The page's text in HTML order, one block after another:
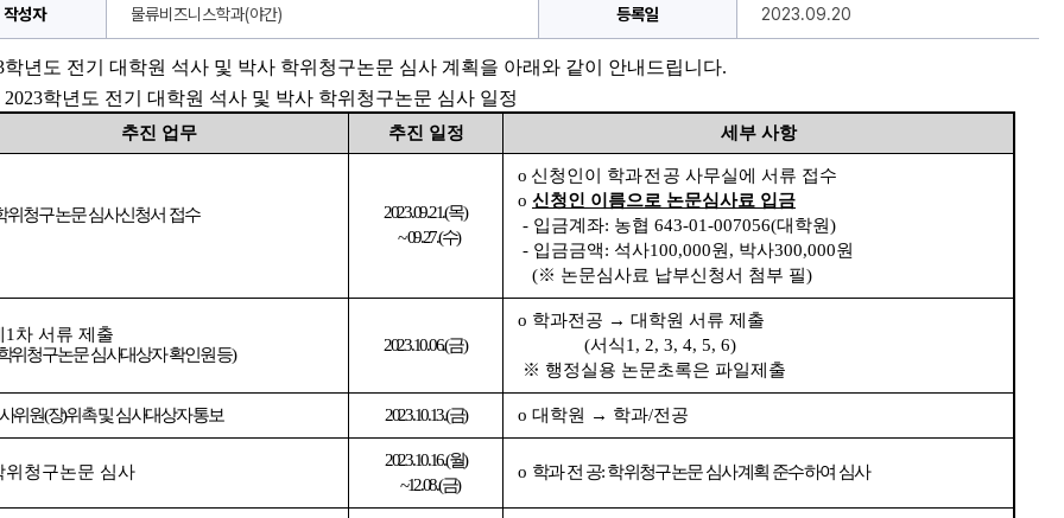
작성자 물류비즈니스학과(야간) 등록일 2023.09.20
학년도 전기 대학원 석사 및 박사 학위청구논문 심사 계획을 아래와 같이 안내드립니다.
2023학년도 전기 대학원 석사 및 박사 학위청구논문 심사 일정
추진 업무 추진 일정 세부 사항
위청구논문 심사신청서 접수 2023.09.21.(목)
~ 09.27.(수)
o 신청인이 학과전 공 사무실에 서류 접수
o 신청인 이름으로 논문심사료 입금
- 입금계좌: 농협 643-01-007056(대학원)
- 입금금액: 석사100,000원 , 박사300,000원
(※ 논문심사료 납부신청서 첨부 필)
1 차 서류 제출
위청구논문 심사대상자 확인원 등) 2023.10.06.(금)
o 학과전공 → 대학원 서류 제출
(서식1, 2, 3, 4, 5, 6)
※ 행정실용 논문초록은 파일제출
위원(장)위촉 및 심사대상자 통보 2023.10.13.(금) o 대학원 → 학과/전공
위청구논문 심사
2023.10.16.(월)
~12.08.(금)
o 학과전 공: 학위청구논문 심사계획 준수하여 심사